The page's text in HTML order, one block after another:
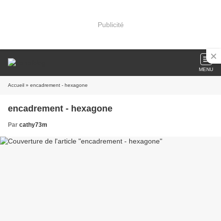
Publicité
MENU
Accueil » encadrement - hexagone
encadrement - hexagone
Par cathy73m